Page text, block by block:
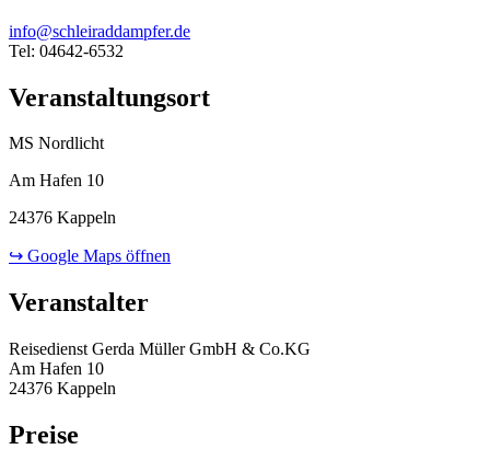
info@schleiraddampfer.de
Tel: 04642-6532
Veranstaltungsort
MS Nordlicht
Am Hafen 10
24376 Kappeln
↪ Google Maps öffnen
Veranstalter
Reisedienst Gerda Müller GmbH & Co.KG
Am Hafen 10
24376 Kappeln
Preise